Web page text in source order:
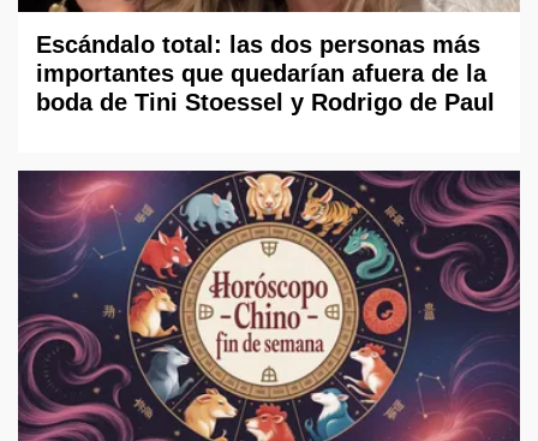
Escándalo total: las dos personas más
importantes que quedarían afuera de la
boda de Tini Stoessel y Rodrigo de Paul